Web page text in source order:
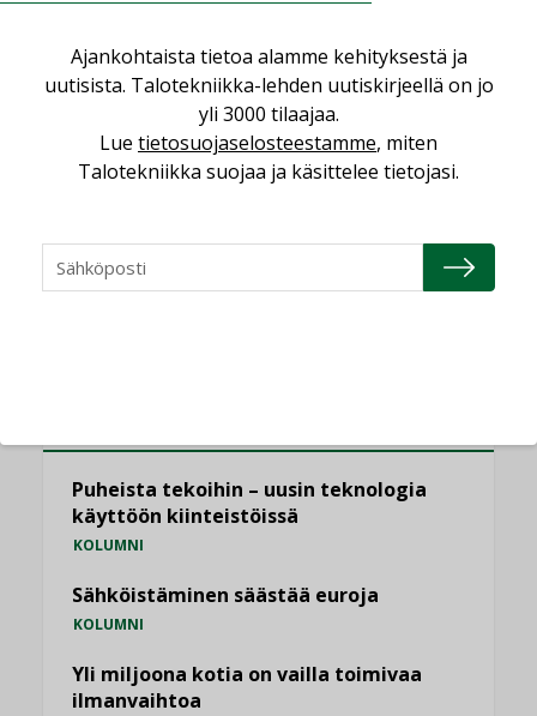
vakiinnuttavat asemansa taloyhtiöissä
LEHDEN ARTIKKELIT ,
Valaistusasiantuntija: ”Talotekniikan
pitäisi helpottaa arkea, ei monimutkaistaa
sitä”
KATSO KAIKKI
Puheista tekoihin – uusin teknologia
käyttöön kiinteistöissä
KOLUMNI
Sähköistäminen säästää euroja
KOLUMNI
Yli miljoona kotia on vailla toimivaa
ilmanvaihtoa
Ajankohtaista tietoa alamme kehityksestä ja
uutisista. Talotekniikka-lehden uutiskirjeellä on jo
yli 3000 tilaajaa.
Lue tietosuojaselosteestamme, miten
Talotekniikka suojaa ja käsittelee tietojasi.